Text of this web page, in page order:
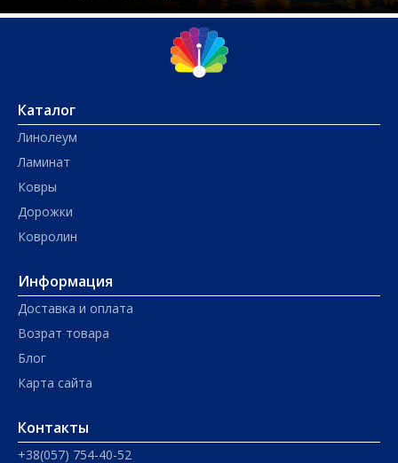
Каталог
Линолеум
Ламинат
Ковры
Дорожки
Ковролин
Информация
Доставка и оплата
Возрат товара
Блог
Карта сайта
Контакты
+38(057) 754-40-52